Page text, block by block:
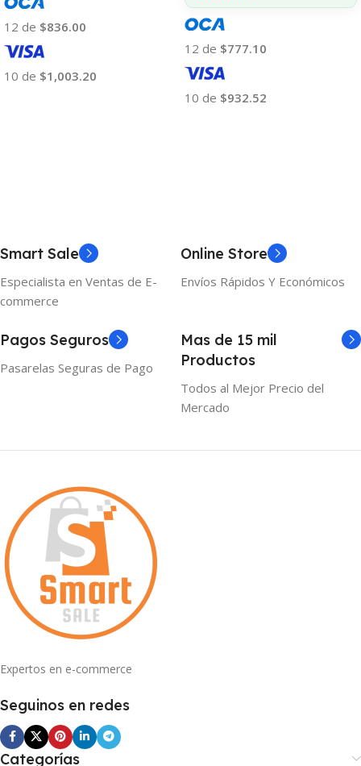
12 de $836.00
10 de $1,003.20
12 de $777.10
10 de $932.52
Smart Sale
Especialista en Ventas de E-
commerce
Online Store
Envíos Rápidos Y Económicos
Pagos Seguros
Pasarelas Seguras de Pago
Mas de 15 mil
Productos
Todos al Mejor Precio del
Mercado
Expertos en e-commerce
Seguinos en redes
Categorías